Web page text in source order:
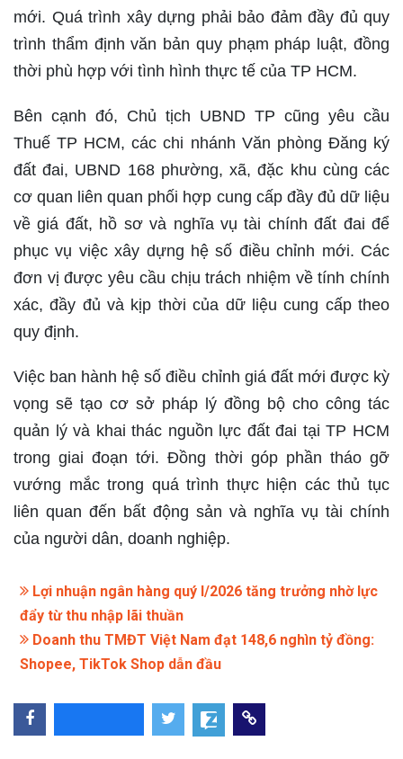
mới. Quá trình xây dựng phải bảo đảm đầy đủ quy
trình thẩm định văn bản quy phạm pháp luật, đồng
thời phù hợp với tình hình thực tế của TP HCM.
Bên cạnh đó, Chủ tịch UBND TP cũng yêu cầu
Thuế TP HCM, các chi nhánh Văn phòng Đăng ký
đất đai, UBND 168 phường, xã, đặc khu cùng các
cơ quan liên quan phối hợp cung cấp đầy đủ dữ liệu
về giá đất, hồ sơ và nghĩa vụ tài chính đất đai để
phục vụ việc xây dựng hệ số điều chỉnh mới. Các
đơn vị được yêu cầu chịu trách nhiệm về tính chính
xác, đầy đủ và kịp thời của dữ liệu cung cấp theo
quy định.
Việc ban hành hệ số điều chỉnh giá đất mới được kỳ
vọng sẽ tạo cơ sở pháp lý đồng bộ cho công tác
quản lý và khai thác nguồn lực đất đai tại TP HCM
trong giai đoạn tới. Đồng thời góp phần tháo gỡ
vướng mắc trong quá trình thực hiện các thủ tục
liên quan đến bất động sản và nghĩa vụ tài chính
của người dân, doanh nghiệp.
Lợi nhuận ngân hàng quý I/2026 tăng trưởng nhờ lực
đẩy từ thu nhập lãi thuần
Doanh thu TMĐT Việt Nam đạt 148,6 nghìn tỷ đồng:
Shopee, TikTok Shop dẫn đầu